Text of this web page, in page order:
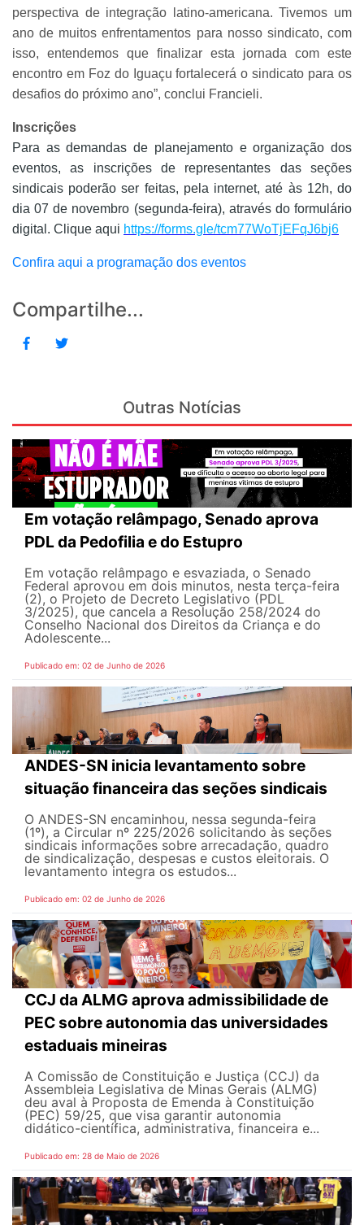
perspectiva de integração latino-americana. Tivemos um
ano de muitos enfrentamentos para nosso sindicato, com
isso, entendemos que finalizar esta jornada com este
encontro em Foz do Iguaçu fortalecerá o sindicato para os
desafios do próximo ano”, conclui Francieli.
Inscrições
Para as demandas de planejamento e organização dos
eventos, as inscrições de representantes das seções
sindicais poderão ser feitas, pela internet, até às 12h, do
dia 07 de novembro (segunda-feira), através do formulário
digital. Clique aqui https://forms.gle/tcm77WoTjEFqJ6bj6
Confira aqui a programação dos eventos
Compartilhe...
Outras Notícias
Em votação relâmpago, Senado aprova
PDL da Pedofilia e do Estupro
Em votação relâmpago e esvaziada, o Senado
Federal aprovou em dois minutos, nesta terça-feira
(2), o Projeto de Decreto Legislativo (PDL
3/2025), que cancela a Resolução 258/2024 do
Conselho Nacional dos Direitos da Criança e do
Adolescente...
Publicado em: 02 de Junho de 2026
ANDES-SN inicia levantamento sobre
situação financeira das seções sindicais
O ANDES-SN encaminhou, nessa segunda-feira
(1º), a Circular nº 225/2026 solicitando às seções
sindicais informações sobre arrecadação, quadro
de sindicalização, despesas e custos eleitorais. O
levantamento integra os estudos...
Publicado em: 02 de Junho de 2026
CCJ da ALMG aprova admissibilidade de
PEC sobre autonomia das universidades
estaduais mineiras
A Comissão de Constituição e Justiça (CCJ) da
Assembleia Legislativa de Minas Gerais (ALMG)
deu aval à Proposta de Emenda à Constituição
(PEC) 59/25, que visa garantir autonomia
didático-científica, administrativa, financeira e...
Publicado em: 28 de Maio de 2026